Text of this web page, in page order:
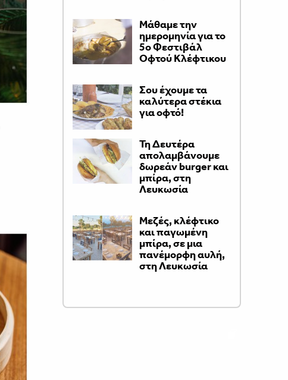
Μάθαμε την
ημερομηνία για το
5ο Φεστιβάλ
Οφτού Κλέφτικου
Σου έχουμε τα
καλύτερα στέκια
για οφτό!
Τη Δευτέρα
απολαμβάνουμε
δωρεάν burger και
μπίρα, στη
Λευκωσία
Μεζές, κλέφτικο
και παγωμένη
μπίρα, σε μια
πανέμορφη αυλή,
στη Λευκωσία